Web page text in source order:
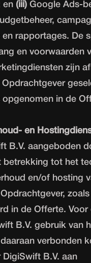
en (iii) Google Ads-
rapportages. De
en voorwaarden
zijn
opgenomen in de
en
B.V. aangeboden
betrekking tot het
en/of hosting
in de Offerte. Voor
B.V. gebruik van
verbonden
B.V. aan